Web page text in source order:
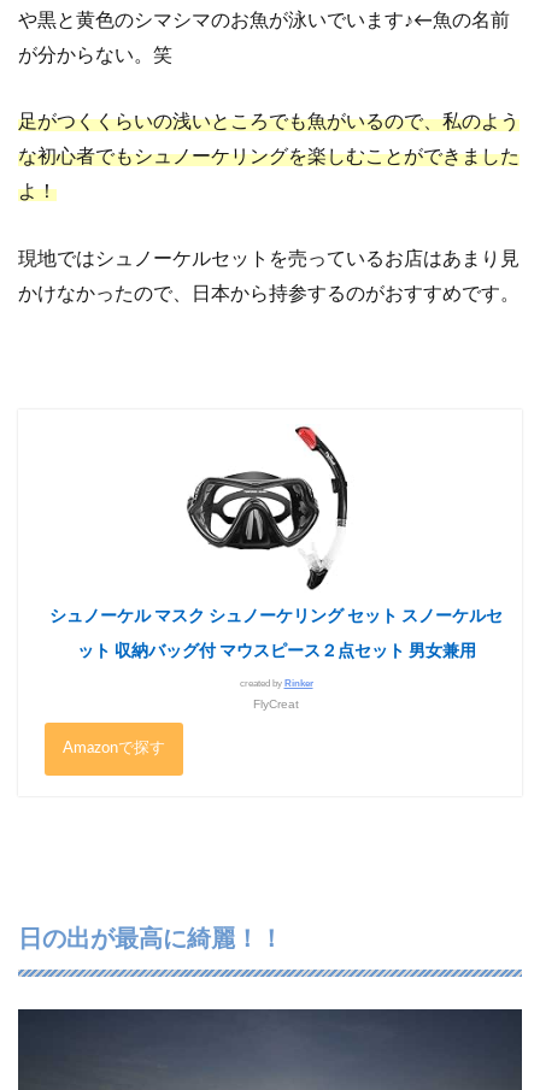
や黒と黄色のシマシマのお魚が泳いでいます♪←魚の名前
が分からない。笑
足がつくくらいの浅いところでも魚がいるので、私のよう
な初心者でもシュノーケリングを楽しむことができました
よ！
現地ではシュノーケルセットを売っているお店はあまり見
かけなかったので、日本から持参するのがおすすめです。
シュノーケル マスク シュノーケリング セット スノーケルセ
ット 収納バッグ付 マウスピース２点セット 男女兼用
created by Rinker
FlyCreat
Amazon
日の出が最高に綺麗！！